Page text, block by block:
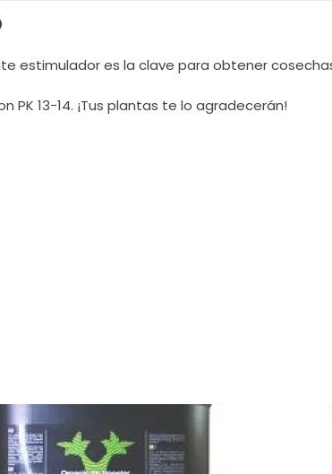
estimulador es la clave para obtener
13-14. ¡Tus plantas te lo agradecerán!